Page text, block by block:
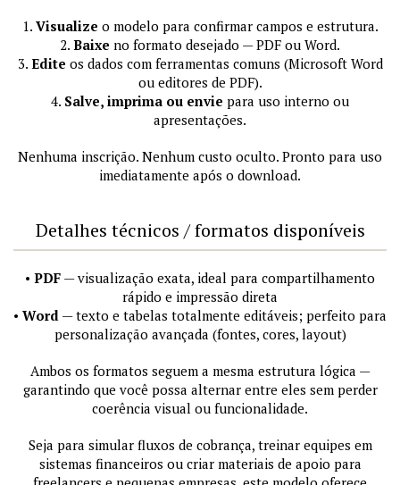
1. Visualize o modelo para confirmar campos e estrutura.
2. Baixe no formato desejado — PDF ou Word.
3. Edite os dados com ferramentas comuns (Microsoft Word
ou editores de PDF).
4. Salve, imprima ou envie para uso interno ou
apresentações.
Nenhuma inscrição. Nenhum custo oculto. Pronto para uso
imediatamente após o download.
Detalhes técnicos / formatos disponíveis
• PDF — visualização exata, ideal para compartilhamento
rápido e impressão direta
• Word — texto e tabelas totalmente editáveis; perfeito para
personalização avançada (fontes, cores, layout)
Ambos os formatos seguem a mesma estrutura lógica —
garantindo que você possa alternar entre eles sem perder
coerência visual ou funcionalidade.
Seja para simular fluxos de cobrança, treinar equipes em
sistemas financeiros ou criar materiais de apoio para